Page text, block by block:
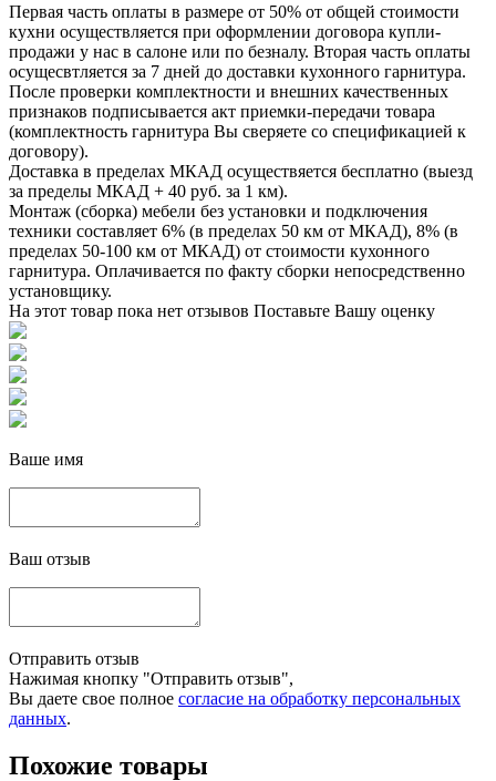
Первая часть оплаты в размере от 50% от общей стоимости
кухни осуществляется при оформлении договора купли-
продажи у нас в салоне или по безналу. Вторая часть оплаты
осущесвтляется за 7 дней до доставки кухонного гарнитура.
После проверки комплектности и внешних качественных
признаков подписывается акт приемки-передачи товара
(комплектность гарнитура Вы сверяете со спецификацией к
договору).
Доставка в пределах МКАД осуществяется бесплатно (выезд
за пределы МКАД + 40 руб. за 1 км).
Монтаж (сборка) мебели без установки и подключения
техники составляет 6% (в пределах 50 км от МКАД), 8% (в
пределах 50-100 км от МКАД) от стоимости кухонного
гарнитура. Оплачивается по факту сборки непосредственно
установщику.
На этот товар пока нет отзывов Поставьте Вашу оценку
Ваше имя
Ваш отзыв
Отправить отзыв
Нажимая кнопку "Отправить отзыв",
Вы даете свое полное согласие на обработку персональных
данных.
Похожие товары